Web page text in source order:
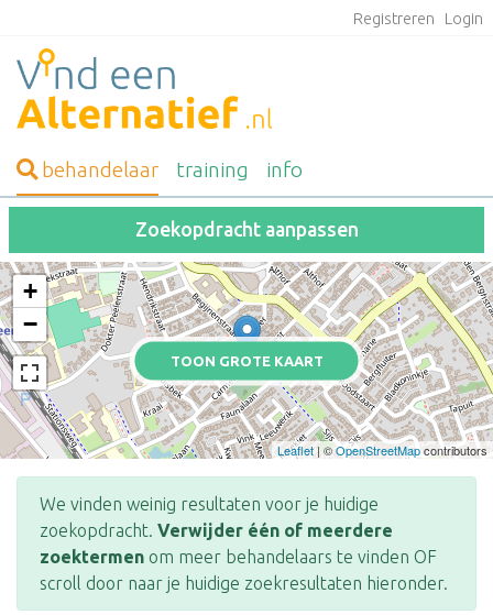
Registreren Login
behandelaar training info
Zoekopdracht aanpassen
TOON GROTE KAART
+
−
Leaflet | ©OpenStreetMapcontributors
We vinden weinig resultaten voor je huidige
zoekopdracht. Verwijder één of meerdere
zoektermen om meer behandelaars te vinden OF
scroll door naar je huidige zoekresultaten hieronder.